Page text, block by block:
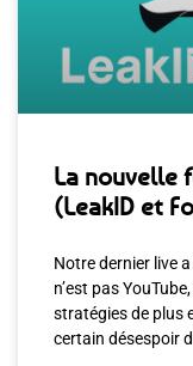
La nouvelle
(LeakID et
Notre dernier live
n’est pas
stratégies de plus
certain désespoir